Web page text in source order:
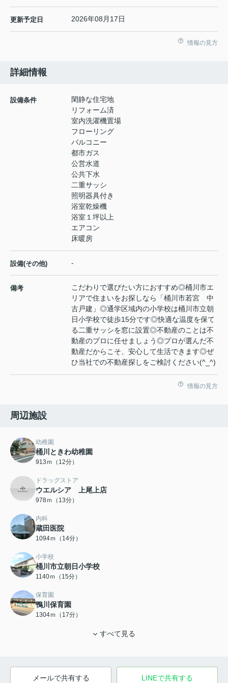
更新予定日 2026年08月17日
情報の見方
詳細情報
設備条件
閑静な住宅地
リフォーム済
室内洗濯機置場
フローリング
バルコニー
都市ガス
公営水道
公共下水
二重サッシ
照明器具付き
浴室乾燥機
浴室１坪以上
エアコン
床暖房
設備(その他) -
備考
こだわりで選びたい方におすすめ◎桶川市エ
リアで住まいをお探しなら「桶川市若宮 中
古戸建」◎通学区域内の小学校は桶川市立朝
日小学校で徒歩15分です◎快適な温度を保て
る二重サッシを窓に設置◎不動産のことは不
動産のプロに任せましょう◎プロが選んだ不
動産だからこそ、安心して生活できます◎ぜ
ひ当社での不動産探しをご検討ください(^_^)
情報の見方
周辺施設
幼稚園
桶川ときわ幼稚園
913ｍ（12分）
ドラッグストア
ウエルシア 上尾上店
978ｍ（13分）
内科
蔵田医院
1094ｍ（14分）
小学校
桶川市立朝日小学校
1140ｍ（15分）
保育園
鴨川保育園
1304ｍ（17分）
すべて見る
メールで共有する LINEで共有する